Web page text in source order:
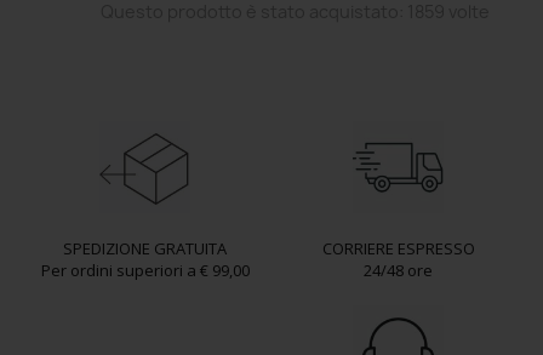
SPEDIZIONE GRATUITA
Per ordini superiori a € 99,00
CORRIERE ESPRESSO
24/48 ore